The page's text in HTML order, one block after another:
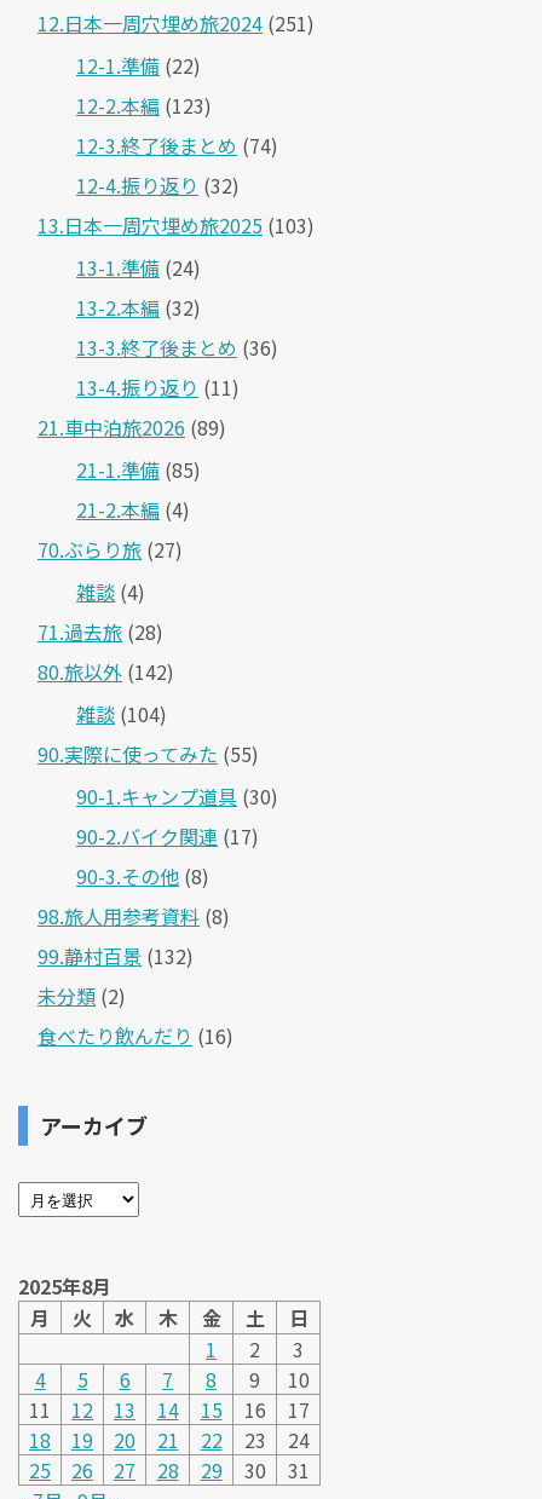
12.日本一周穴埋め旅2024 (251)
12-1.準備 (22)
12-2.本編 (123)
12-3.終了後まとめ (74)
12-4.振り返り (32)
13.日本一周穴埋め旅2025 (103)
13-1.準備 (24)
13-2.本編 (32)
13-3.終了後まとめ (36)
13-4.振り返り (11)
21.車中泊旅2026 (89)
21-1.準備 (85)
21-2.本編 (4)
70.ぶらり旅 (27)
雑談 (4)
71.過去旅 (28)
80.旅以外 (142)
雑談 (104)
90.実際に使ってみた (55)
90-1.キャンプ道具 (30)
90-2.バイク関連 (17)
90-3.その他 (8)
98.旅人用参考資料 (8)
99.静村百景 (132)
未分類 (2)
食べたり飲んだり (16)
アーカイブ
2025年8月
月
火 水 木 金 土
日
1
2
3
4
5 6 7 8 9
10
11
12 13 14 15 16
17
18
19 20 21 22 23
24
25
26 27 28 29 30
31